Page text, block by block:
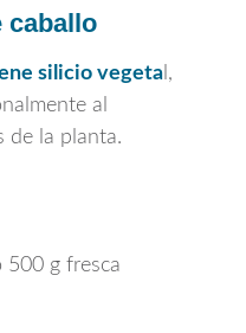
caballo
silicio vegeta l,
al
de la planta.
500 g fresca